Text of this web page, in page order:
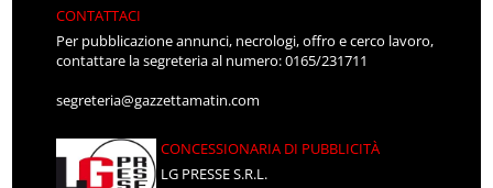
CONTATTACI
Per pubblicazione annunci, necrologi, offro e cerco lavoro,
contattare la segreteria al numero: 0165/231711
segreteria@gazzettamatin.com
CONCESSIONARIA DI PUBBLICITÀ
LG PRESSE S.R.L.